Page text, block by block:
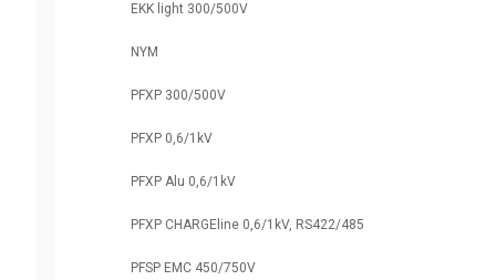
EKK light 300/500V
NYM
PFXP 300/500V
PFXP 0,6/1kV
PFXP Alu 0,6/1kV
PFXP CHARGEline 0,6/1kV, RS422/485
PFSP EMC 450/750V